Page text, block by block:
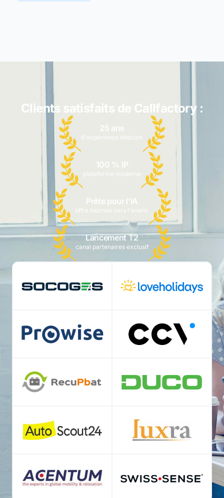
Clients satisfaits de Callfactory :
25 ans
d'expérience télécom
100 % IP
plateforme moderne
Prête pour l'IA
offre tournée vers l'avenir
Lancement T2
canal partenaires exclusif